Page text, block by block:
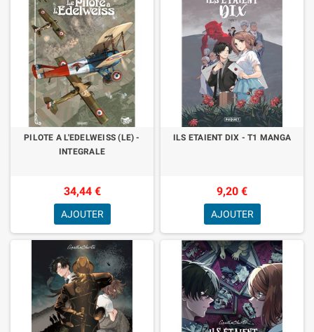
PILOTE A L'EDELWEISS (LE) -
INTEGRALE
34,44 €
AJOUTER
ILS ETAIENT DIX - T1 MANGA
9,20 €
AJOUTER